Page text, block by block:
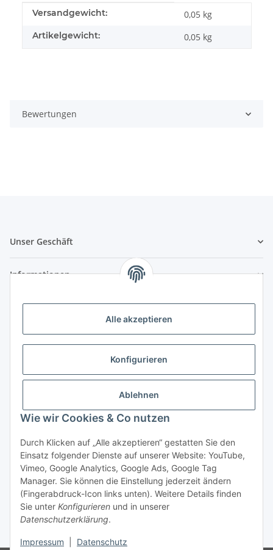
Alle akzeptieren
Konfigurieren
Ablehnen
Wie wir Cookies & Co nutzen
Durch Klicken auf „Alle akzeptieren“ gestatten Sie den
Einsatz folgender Dienste auf unserer Website: YouTube,
Vimeo, Google Analytics, Google Ads, Google Tag
Manager. Sie können die Einstellung jederzeit ändern
(Fingerabdruck-Icon links unten). Weitere Details finden
Sie unter Konfigurieren und in unserer
Datenschutzerklärung.
Impressum Datenschutz
Produkteigenschaft
Wert
Versandgewicht: 0,05 kg
Artikelgewicht: 0,05 kg
Bewertungen
Unser Geschäft
Informationen
Zahlungsmöglichkeiten
Vorkasse (per Bank-Überweisung)
PayPal
Kreditkarte
Banklastschrift
Rechnungskauf
Gesetzliche Informationen
Vertrag widerrufen